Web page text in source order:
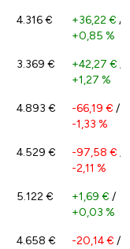
4.316 € +36,22 € /
+0,85 %
3.369 € +42,27 € /
+1,27 %
4.893 € -66,19 € /
-1,33 %
4.529 € -97,58 € /
-2,11 %
5.122 € +1,69 € /
+0,03 %
4.658 € -20,14 € /